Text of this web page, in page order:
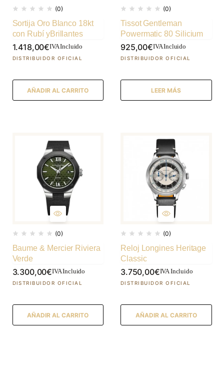
(0)
Sortija Oro Blanco 18kt
con Rubí yBrillantes
1.418,00€IVA Incluido
AÑADIR AL CARRITO
(0)
Tissot Gentleman
Powermatic 80 Silicium
925,00€IVA Incluido
LEER MÁS
(0)
Baume & Mercier Riviera
Verde
3.300,00€IVA Incluido
AÑADIR AL CARRITO
(0)
Reloj Longines Heritage
Classic
3.750,00€IVA Incluido
AÑADIR AL CARRITO